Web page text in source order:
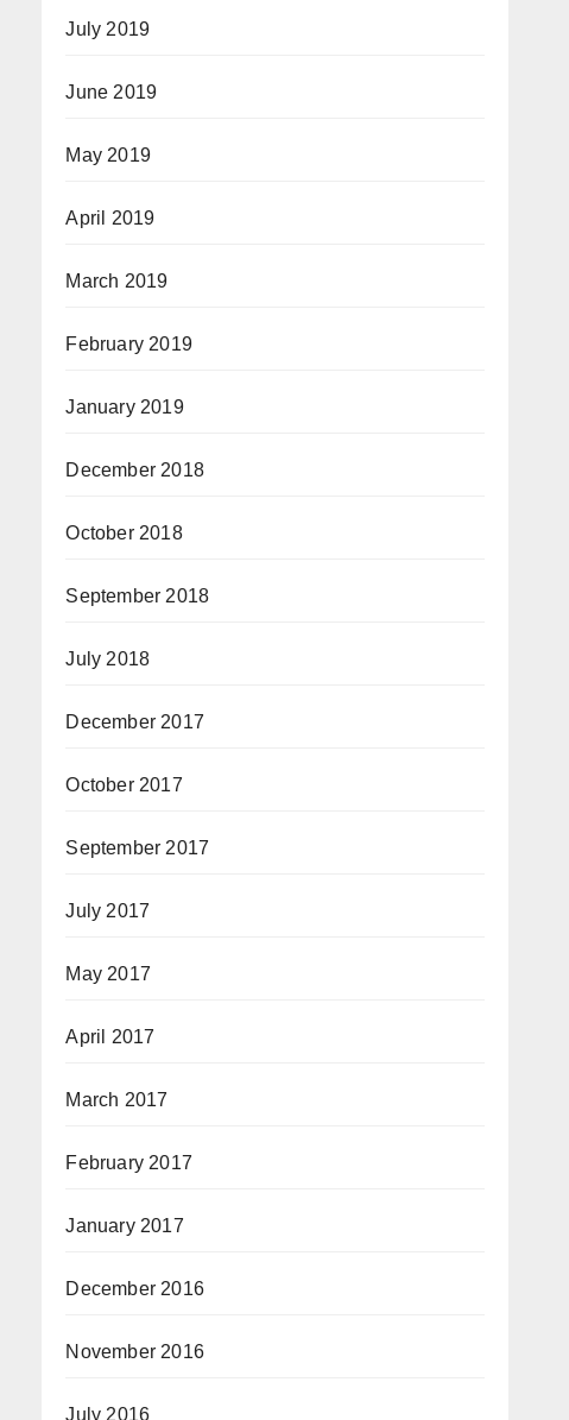
July 2019
June 2019
May 2019
April 2019
March 2019
February 2019
January 2019
December 2018
October 2018
September 2018
July 2018
December 2017
October 2017
September 2017
July 2017
May 2017
April 2017
March 2017
February 2017
January 2017
December 2016
November 2016
July 2016